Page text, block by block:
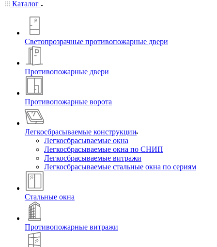
Каталог
Светопрозрачные противопожарные двери
Противопожарные двери
Противопожарные ворота
Легкосбрасываемые конструкции
Легкосбрасываемые окна
Легкосбрасываемые окна по СНИП
Легкосбрасываемые витражи
Легкосбрасываемые стальные окна по сериям
Стальные окна
Противопожарные витражи